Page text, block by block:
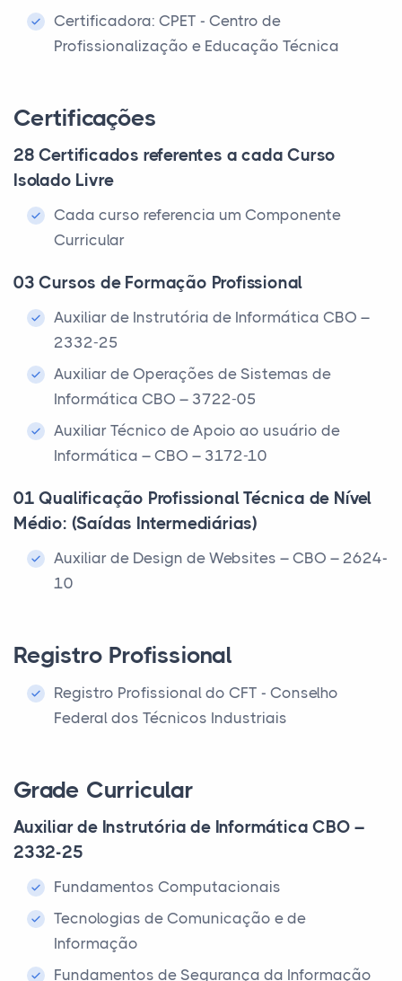
Certificadora: CPET - Centro de
Profissionalização e Educação Técnica
Certificações
28 Certificados referentes a cada Curso
Isolado Livre
Cada curso referencia um Componente
Curricular
03 Cursos de Formação Profissional
Auxiliar de Instrutória de Informática CBO –
2332-25
Auxiliar de Operações de Sistemas de
Informática CBO – 3722-05
Auxiliar Técnico de Apoio ao usuário de
Informática – CBO – 3172-10
01 Qualificação Profissional Técnica de Nível
Médio: (Saídas Intermediárias)
Auxiliar de Design de Websites – CBO – 2624-
10
Registro Profissional
Registro Profissional do CFT - Conselho
Federal dos Técnicos Industriais
Grade Curricular
Auxiliar de Instrutória de Informática CBO –
2332-25
Fundamentos Computacionais
Tecnologias de Comunicação e de
Informação
Fundamentos de Segurança da Informação